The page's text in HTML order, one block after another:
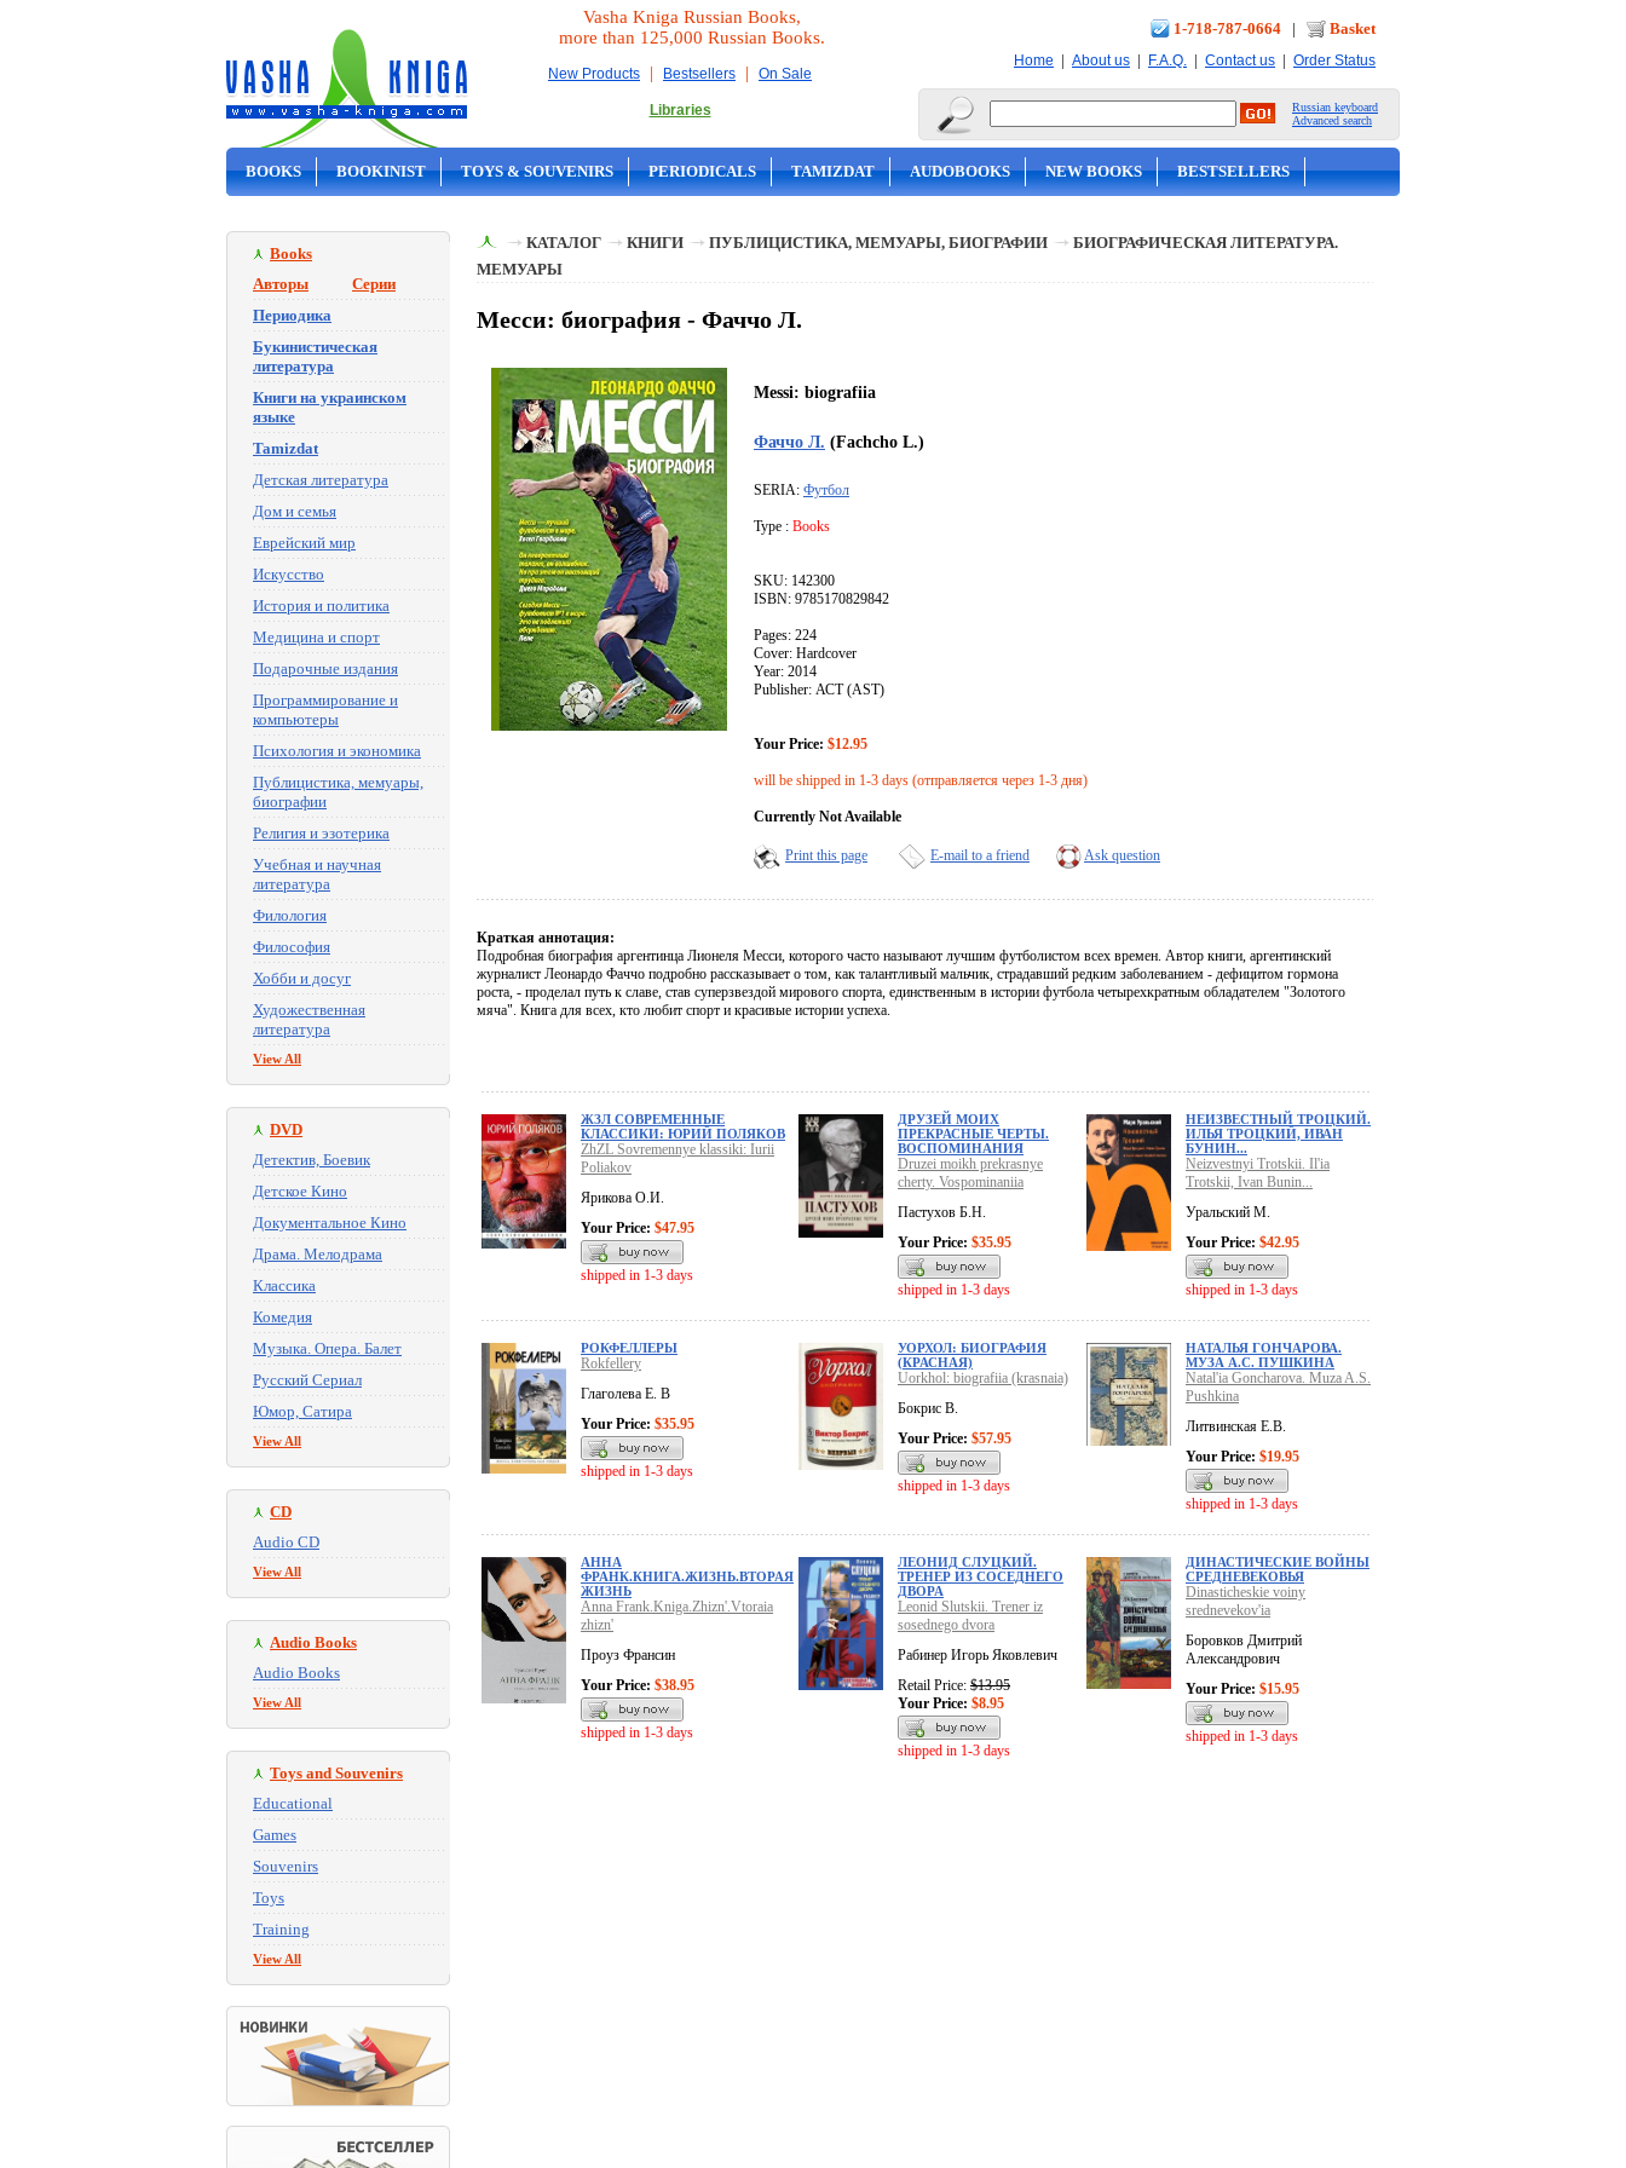
Vasha Kniga Russian Books,
more than 125,000 Russian Books.
New Products | Bestsellers | On Sale
Libraries
1-718-787-0664 | Basket
Home | About us | F.A.Q. | Contact us | Order Status
Russian keyboard
Advanced search
BOOKS BOOKINIST TOYS & SOUVENIRS PERIODICALS TAMIZDAT AUDOBOOKS NEW BOOKS BESTSELLERS
Books
Авторы
Серии
Периодика
Букинистическая
литература
Книги на украинском
языке
Tamizdat
Детская литература
Дом и семья
Еврейский мир
Искусство
История и политика
Медицина и спорт
Подарочные издания
Программирование и
компьютеры
Психология и экономика
Публицистика, мемуары,
биографии
Религия и эзотерика
Учебная и научная
литература
Филология
Философия
Хобби и досуг
Художественная
литература
View All
DVD
Детектив, Боевик
Детское Кино
Документальное Кино
Драма. Мелодрама
Классика
Комедия
Музыка. Опера. Балет
Русский Сериал
Юмор, Сатира
View All
CD
Audio CD
View All
Audio Books
Audio Books
View All
Toys and Souvenirs
Educational
Games
Souvenirs
Toys
Training
View All
КАТАЛОГ КНИГИ ПУБЛИЦИСТИКА, МЕМУАРЫ, БИОГРАФИИ
БИОГРАФИЧЕСКАЯ ЛИТЕРАТУРА.
МЕМУАРЫ
Месси: биография - Фаччо Л.
Messi: biografiia
Фаччо Л. (Fachcho L.)
SERIA: Футбол
Type : Books
SKU: 142300
ISBN: 9785170829842
Pages: 224
Cover: Hardcover
Year: 2014
Publisher: АСТ (AST)
Your Price: $12.95
will be shipped in 1-3 days (отправляется через 1-3 дня)
Currently Not Available
Print this page E-mail to a friend Ask question
Краткая аннотация:
Подробная биография аргентинца Лионеля Месси, которого часто называют лучшим футболистом всех времен. Автор книги, аргентинский
журналист Леонардо Фаччо подробно рассказывает о том, как талантливый мальчик, страдавший редким заболеванием - дефицитом гормона
роста, - проделал путь к славе, став суперзвездой мирового спорта, единственным в истории футбола четырехкратным обладателем "Золотого
мяча". Книга для всех, кто любит спорт и красивые истории успеха.
ЖЗЛ СОВРЕМЕННЫЕ
КЛАССИКИ: ЮРИЙ ПОЛЯКОВ
ZhZL Sovremennye klassiki: Iurii
Poliakov
Ярикова О.И.
Your Price: $47.95
shipped in 1-3 days
ДРУЗЕЙ МОИХ
ПРЕКРАСНЫЕ ЧЕРТЫ.
ВОСПОМИНАНИЯ
Druzei moikh prekrasnye
cherty. Vospominaniia
Пастухов Б.Н.
Your Price: $35.95
shipped in 1-3 days
НЕИЗВЕСТНЫЙ ТРОЦКИЙ.
ИЛЬЯ ТРОЦКИЙ, ИВАН
БУНИН...
Neizvestnyi Trotskii. Il'ia
Trotskii, Ivan Bunin...
Уральский М.
Your Price: $42.95
shipped in 1-3 days
РОКФЕЛЛЕРЫ
Rokfellery
Глаголева Е. В
Your Price: $35.95
shipped in 1-3 days
УОРХОЛ: БИОГРАФИЯ
(КРАСНАЯ)
Uorkhol: biografiia (krasnaia)
Бокрис В.
Your Price: $57.95
shipped in 1-3 days
НАТАЛЬЯ ГОНЧАРОВА.
МУЗА А.С. ПУШКИНА
Natal'ia Goncharova. Muza A.S.
Pushkina
Литвинская Е.В.
Your Price: $19.95
shipped in 1-3 days
АННА
ФРАНК.КНИГА.ЖИЗНЬ.ВТОРАЯ
ЖИЗНЬ
Anna Frank.Kniga.Zhizn'.Vtoraia
zhizn'
Проуз Франсин
Your Price: $38.95
shipped in 1-3 days
ЛЕОНИД СЛУЦКИЙ.
ТРЕНЕР ИЗ СОСЕДНЕГО
ДВОРА
Leonid Slutskii. Trener iz
sosednego dvora
Рабинер Игорь Яковлевич
Retail Price: $13.95
Your Price: $8.95
shipped in 1-3 days
ДИНАСТИЧЕСКИЕ ВОЙНЫ
СРЕДНЕВЕКОВЬЯ
Dinasticheskie voiny
srednevekov'ia
Боровков Дмитрий
Александрович
Your Price: $15.95
shipped in 1-3 days